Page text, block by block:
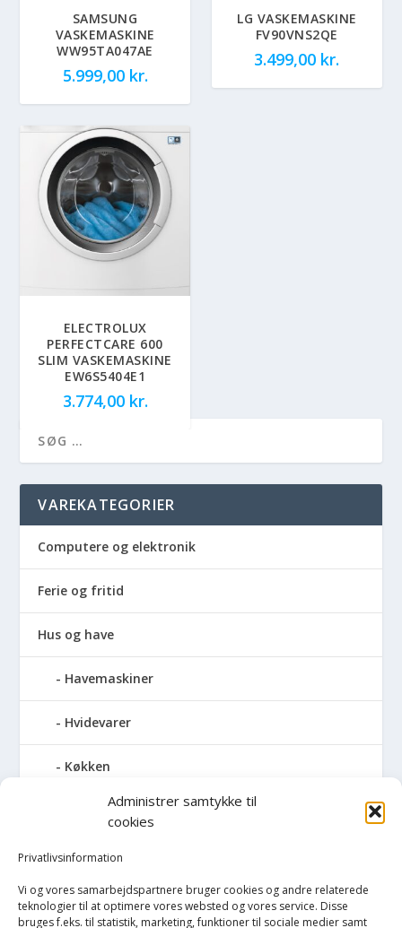
Administrer samtykke til
cookies
Privatlivsinformation
Vi og vores samarbejdspartnere bruger cookies og andre relaterede
teknologier til at optimere vores websted og vores service. Disse
bruges f.eks. til statistik, marketing, funktioner til sociale medier samt
SAMSUNG
VASKEMASKINE
WW95TA047AE
5.999,00 kr.
LG VASKEMASKINE
FV90VNS2QE
3.499,00 kr.
ELECTROLUX
PERFECTCARE 600
SLIM VASKEMASKINE
EW6S5404E1
3.774,00 kr.
VAREKATEGORIER
Computere og elektronik
Ferie og fritid
Hus og have
Havemaskiner
Hvidevarer
Køkken
Elkedler
Kaffemaskiner
Køkkenmaskiner og tilbehør